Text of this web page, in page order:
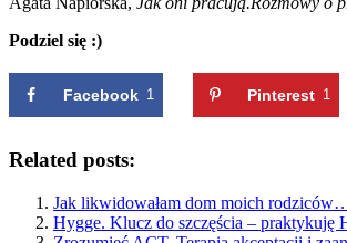
Podziel się :)
Facebook 1 Pinterest 1
Related posts:
Jak likwidowałam dom moich
Hygge. Klucz do szczęścia – praktykuję